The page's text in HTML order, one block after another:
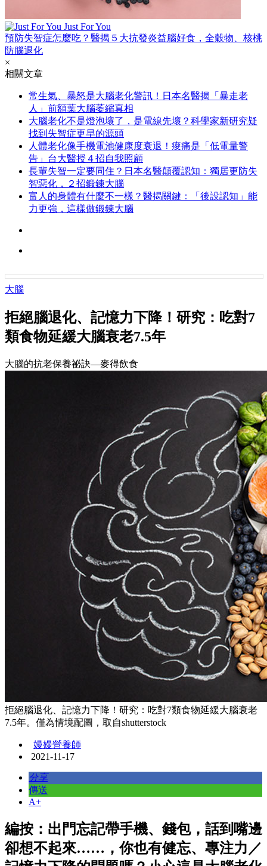
Just For You
預防失智症怎麼吃？醫揭５大抗發炎益腦好食，全穀物、核桃
防腦退化
×
相關文章
常生氣、暴怒是大腦老化警訊！日本名醫揭「暴走老
人」前額葉大腦萎縮真相
大腦老化不是燈泡壞了，是電線先壞？科學家新研究疑
找到失智症更早的源頭
人體老化像手機電池健康度衰退！痠痛是「低電量警
告」台大醫授４招自我照顧
長輩失智一定要同住？日本名醫顛覆認知：獨居更防失
智惡化，２招鍛鍊大腦
富人的身體有什麼不一樣？醫揭關鍵：「後設認知」能
力更強，這樣做鍛鍊大腦
大腦
拒絕腦退化、記憶力下降！研究：吃對7
類食物延緩大腦衰老7.5年
大腦的抗老保養祕訣—麥得飲食
拒絕腦退化、記憶力下降！研究：吃對7類食物延緩大腦衰老
7.5年。僅為情境配圖，取自shutterstock
嫚嫚營養師
2021-11-17
分享
傳送
A+
編按：出門忘記帶手機、錢包，話到嘴邊
卻想不起來……，你也有健忘、專注力／